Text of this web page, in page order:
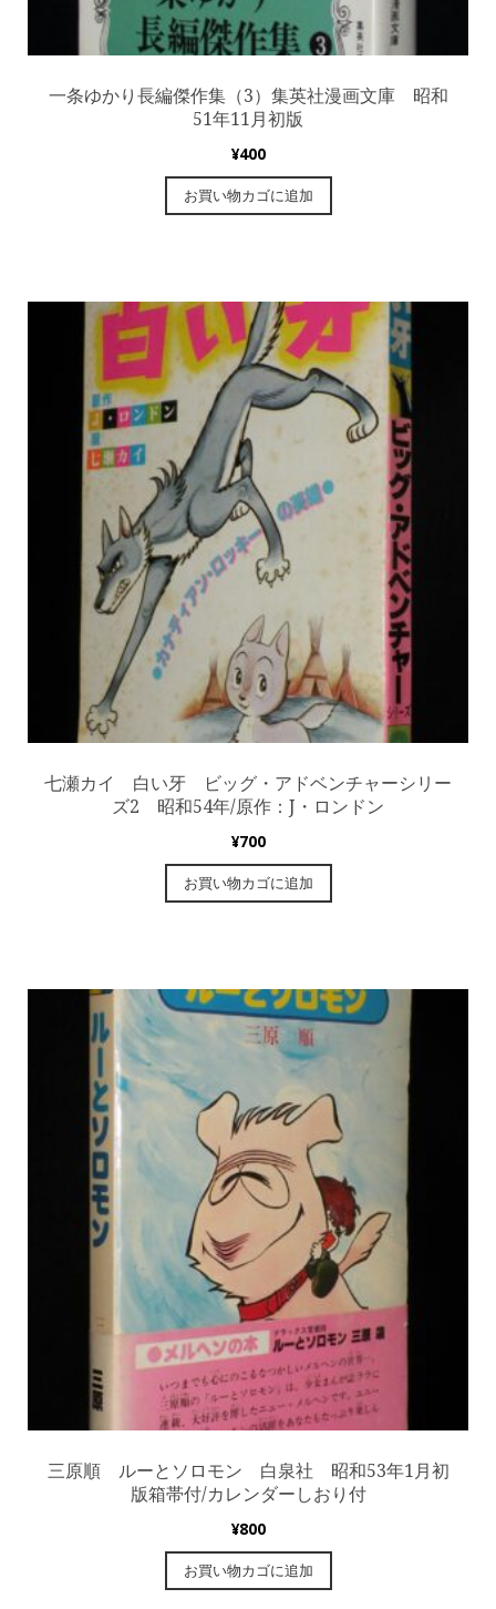
一条ゆかり長編傑作集（3）集英社漫画文庫 昭和
51年11月初版
¥400
お買い物カゴに追加
七瀬カイ 白い牙 ビッグ・アドベンチャーシリー
ズ2 昭和54年/原作：J・ロンドン
¥700
お買い物カゴに追加
三原順 ルーとソロモン 白泉社 昭和53年1月初
版箱帯付/カレンダーしおり付
¥800
お買い物カゴに追加